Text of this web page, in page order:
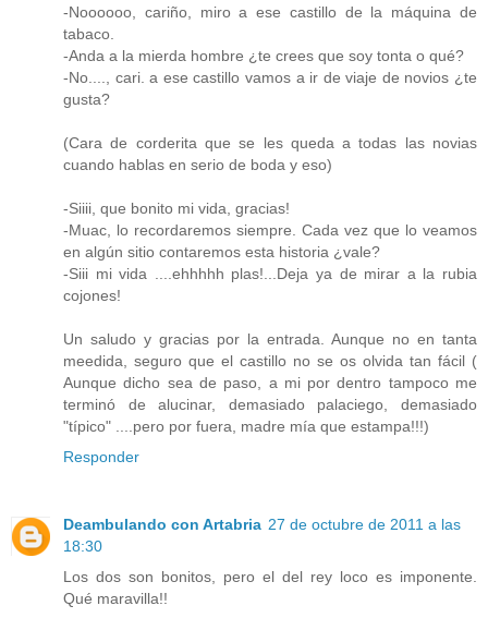
-Noooooo, cariño, miro a ese castillo de la máquina de
tabaco.
-Anda a la mierda hombre ¿te crees que soy tonta o qué?
-No...., cari. a ese castillo vamos a ir de viaje de novios ¿te
gusta?
(Cara de corderita que se les queda a todas las novias
cuando hablas en serio de boda y eso)
-Siiii, que bonito mi vida, gracias!
-Muac, lo recordaremos siempre. Cada vez que lo veamos
en algún sitio contaremos esta historia ¿vale?
-Siii mi vida ....ehhhhh plas!...Deja ya de mirar a la rubia
cojones!
Un saludo y gracias por la entrada. Aunque no en tanta
meedida, seguro que el castillo no se os olvida tan fácil (
Aunque dicho sea de paso, a mi por dentro tampoco me
terminó de alucinar, demasiado palaciego, demasiado
"típico" ....pero por fuera, madre mía que estampa!!!)
Responder
Deambulando con Artabria 27 de octubre de 2011 a las
18:30
Los dos son bonitos, pero el del rey loco es imponente.
Qué maravilla!!